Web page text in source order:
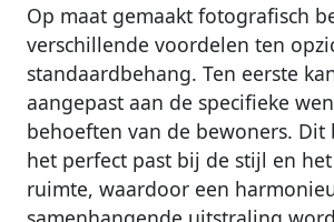
Op maat gemaakt fotografisch
verschillende voordelen ten
standaardbehang. Ten eerste
aangepast aan de specifieke
behoeften van de bewoners. Dit
het perfect past bij de stijl en
ruimte, waardoor een